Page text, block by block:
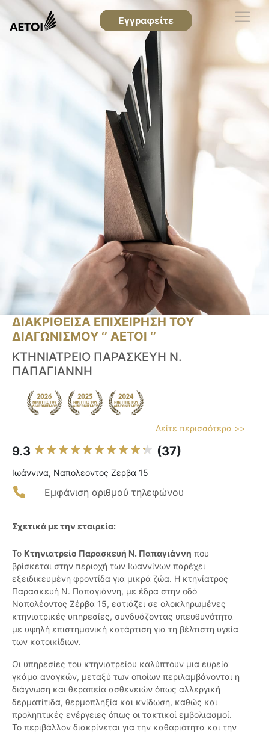
Εγγραφείτε
ΔΙΑΚΡΙΘΕΙΣΑ ΕΠΙΧΕΙΡΗΣΗ ΤΟΥ
ΔΙΑΓΩΝΙΣΜΟΥ ‘’ ΑΕΤΟΙ ‘’
ΚΤΗΝΙΑΤΡΕΙΟ ΠΑΡΑΣΚΕΥΗ Ν.
ΠΑΠΑΓΙΑΝΝΗ
Δείτε περισσότερα >>
9.3 (37)
Ιωάννινα, Ναπολεοντος Zερβα 15
Εμφάνιση αριθμού τηλεφώνου
Σχετικά με την εταιρεία:
Το Κτηνιατρείο Παρασκευή Ν. Παπαγιάννη που
βρίσκεται στην περιοχή των Ιωαννίνων παρέχει
εξειδικευμένη φροντίδα για μικρά ζώα. Η κτηνίατρος
Παρασκευή Ν. Παπαγιάννη, με έδρα στην οδό
Ναπολέοντος Ζέρβα 15, εστιάζει σε ολοκληρωμένες
κτηνιατρικές υπηρεσίες, συνδυάζοντας υπευθυνότητα
με υψηλή επιστημονική κατάρτιση για τη βέλτιστη υγεία
των κατοικίδιων.
Οι υπηρεσίες του κτηνιατρείου καλύπτουν μια ευρεία
γκάμα αναγκών, μεταξύ των οποίων περιλαμβάνονται η
διάγνωση και θεραπεία ασθενειών όπως αλλεργική
δερματίτιδα, θερμοπληξία και κνίδωση, καθώς και
προληπτικές ενέργειες όπως οι τακτικοί εμβολιασμοί.
Το περιβάλλον διακρίνεται για την καθαριότητα και την